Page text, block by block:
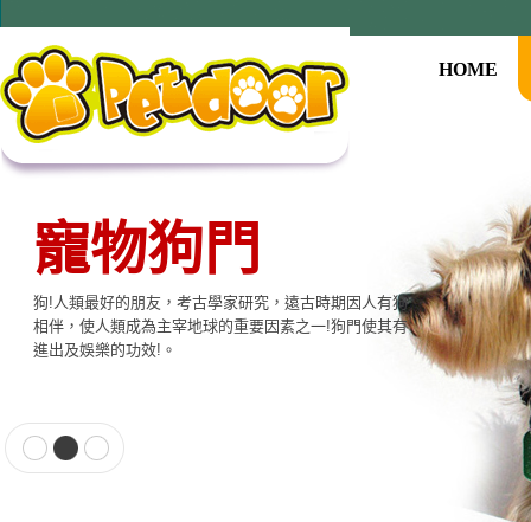
HOME
寵物狗門
狗!人類最好的朋友，考古學家研究，遠古時期因人有狗
相伴，使人類成為主宰地球的重要因素之一!狗門使其有
進出及娛樂的功效!。